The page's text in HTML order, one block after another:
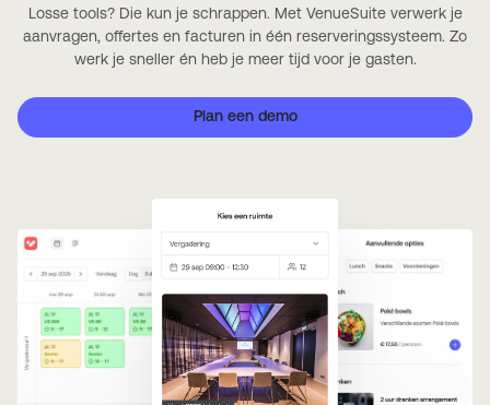
Losse tools? Die kun je schrappen. Met VenueSuite verwerk je
aanvragen, offertes en facturen in één reserveringssysteem. Zo
werk je sneller én heb je meer tijd voor je gasten.
Plan een demo